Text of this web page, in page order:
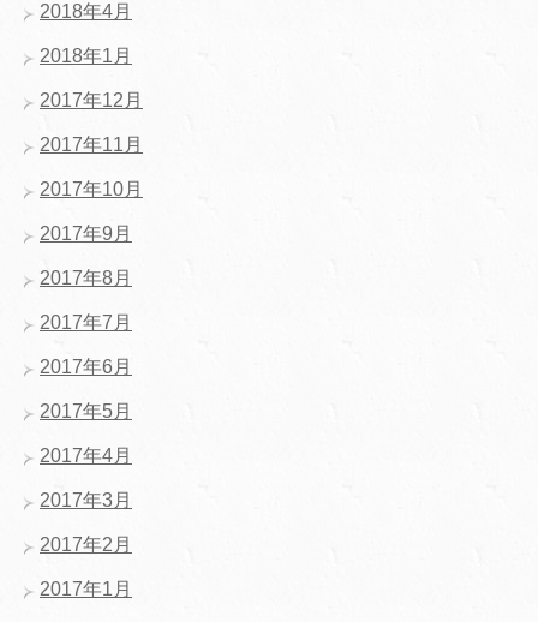
2018年4月
2018年1月
2017年12月
2017年11月
2017年10月
2017年9月
2017年8月
2017年7月
2017年6月
2017年5月
2017年4月
2017年3月
2017年2月
2017年1月